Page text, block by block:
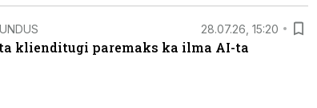
28.07.26, 15:20
klienditugi paremaks ka ilma AI-ta